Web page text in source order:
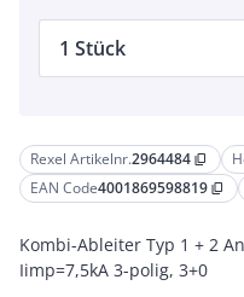
Rexel Artikelnr.2964484 content_copy
EAN Code4001869598819 content_copy
Kombi-Ableiter Typ 1 + 2
Iimp=7,5kA 3-polig, 3+0
1 Stück